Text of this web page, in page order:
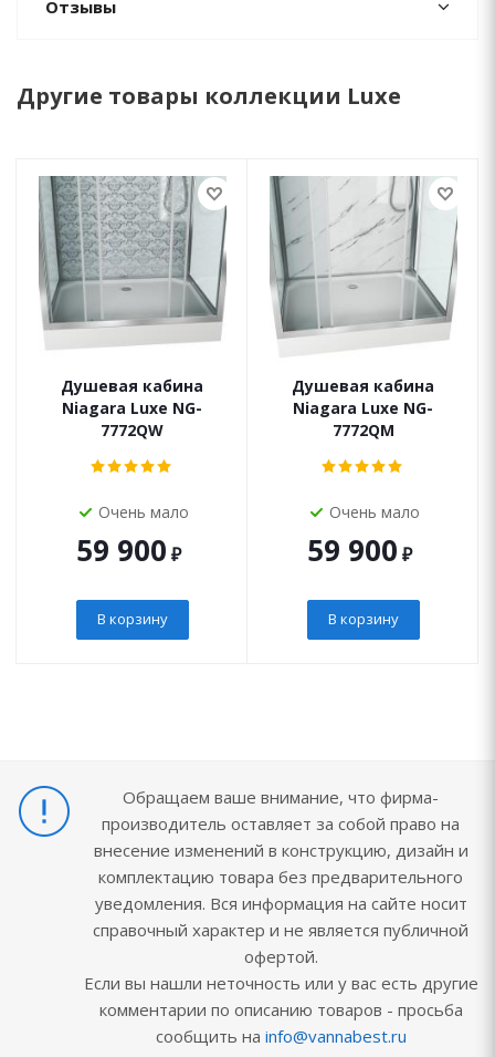
Отзывы
Другие товары коллекции Luxe
Душевая кабина
Niagara Luxe NG-
7772QW
Очень мало
59 900 ₽
В корзину
Душевая кабина
Niagara Luxe NG-
7772QM
Очень мало
59 900 ₽
В корзину
Обращаем ваше внимание, что фирма-
производитель оставляет за собой право на
внесение изменений в конструкцию, дизайн и
комплектацию товара без предварительного
уведомления. Вся информация на сайте носит
справочный характер и не является публичной
офертой.
Если вы нашли неточность или у вас есть другие
комментарии по описанию товаров - просьба
сообщить на info@vannabest.ru